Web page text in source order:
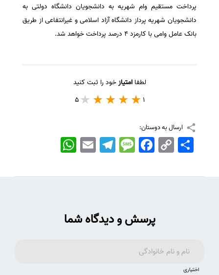
پرداخت مستقیم وام شهریه به دانشجویان دانشگاه دولتی به
دانشجویان شهریه پرداز دانشگاه آزاد اسلامی و غیرانتفاعی از طریق
بانک عامل وامی با کارمزد 4 درصد پرداخت خواهد شد.
لطفاامتیازخود را ثبت کنید
1
5
ارسال به دوستان:
WhatsApp EmailTelegramMessageFacebook Copy
Link
اشتراک
پرسش و دیدگاه شما
اختیاری